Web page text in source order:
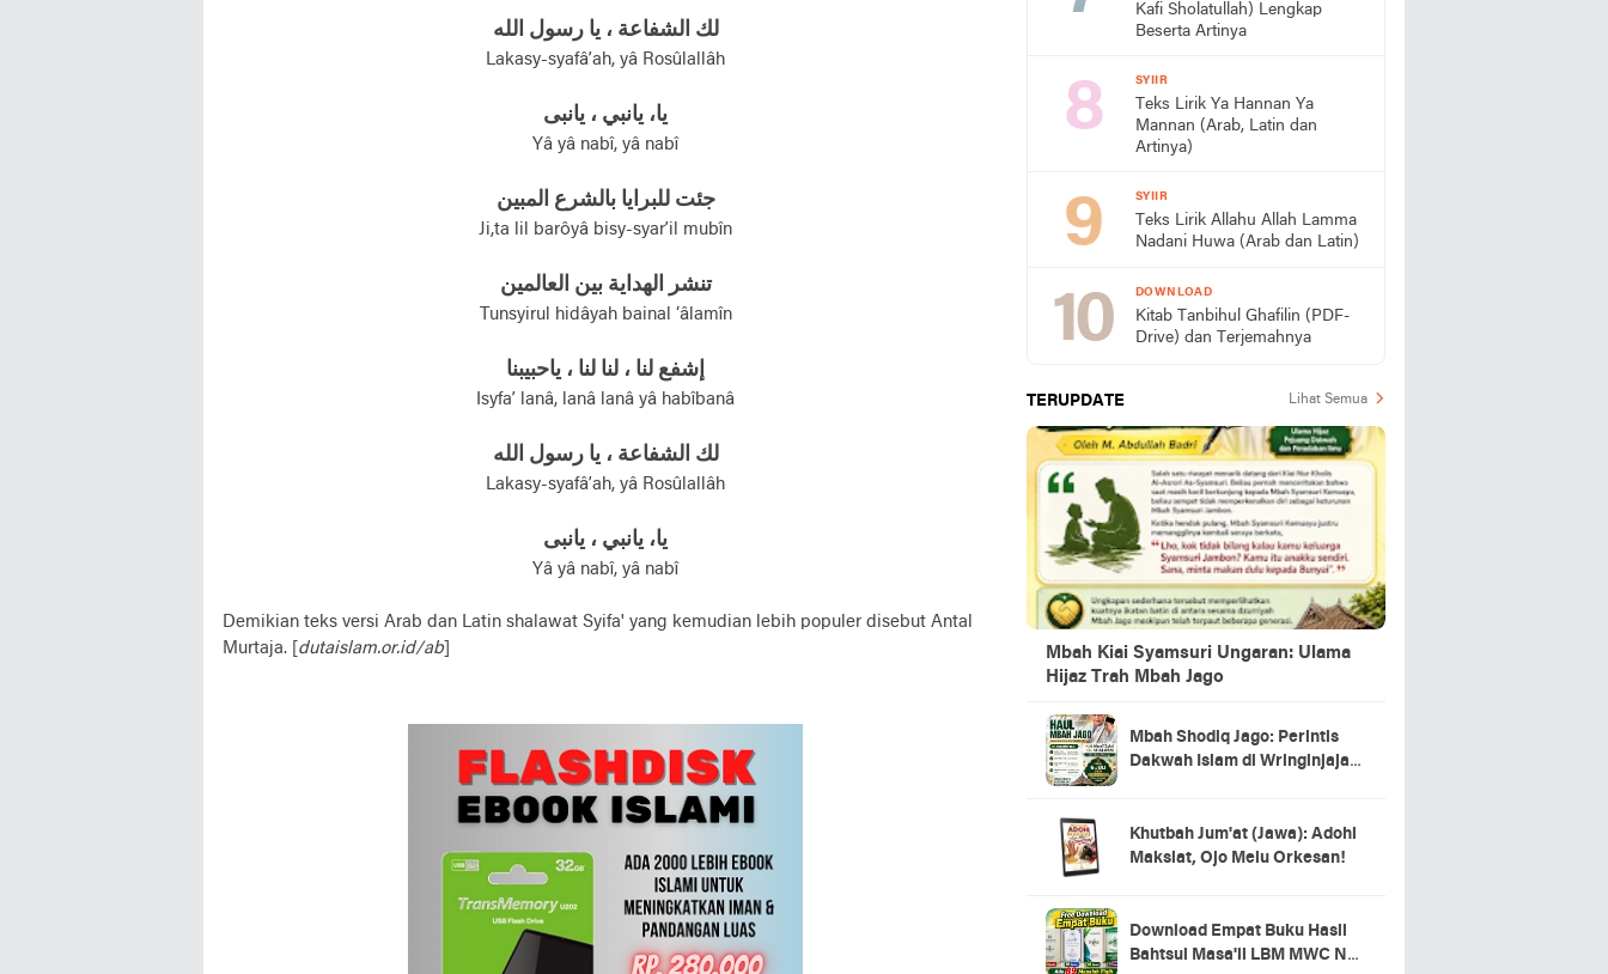
لك الشفاعة ، يا رسول الله
Lakasy-syafâ’ah, yâ Rosûlallâh
يا، يانبي ، يانبى
Yâ yâ nabî, yâ nabî
جئت للبرايا بالشرع المبين
Ji,ta lil barôyâ bisy-syar’il mubîn
تنشر الهداية بين العالمين
Tunsyirul hidâyah bainal ‘âlamîn
إشفع لنا ، لنا لنا ، ياحبيبنا
Isyfa’ lanâ, lanâ lanâ yâ habîbanâ
لك الشفاعة ، يا رسول الله
Lakasy-syafâ’ah, yâ Rosûlallâh
يا، يانبي ، يانبى
Yâ yâ nabî, yâ nabî
Demikian teks versi Arab dan Latin shalawat Syifa' yang kemudian lebih populer disebut Antal
Murtaja. [ dutaislam.or.id/ab]
Kafi Sholatullah) Lengkap
Beserta Artinya
SYIIR
Teks Lirik Ya Hannan Ya
Mannan (Arab, Latin dan
Artinya)
SYIIR
Teks Lirik Allahu Allah Lamma
Nadani Huwa (Arab dan Latin)
DOWNLOAD
Kitab Tanbihul Ghafilin (PDF-
Drive) dan Terjemahnya
TERUPDATE Lihat Semua
Mbah Kiai Syamsuri Ungaran: Ulama
Hijaz Trah Mbah Jago
Mbah Shodiq Jago: Perintis
Dakwah Islam di Wringinjajar,
Khutbah Jum'at (Jawa): Adohi
Maksiat, Ojo Melu Orkesan!
Download Empat Buku Hasil
Bahtsul Masa'il LBM MWC NU